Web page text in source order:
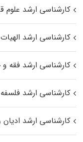
کارشناسی ارشد
کارشناسی ارشد
کارشناسی ارشد فقه
کارشناسی ارشد
کارشناسی ارشد